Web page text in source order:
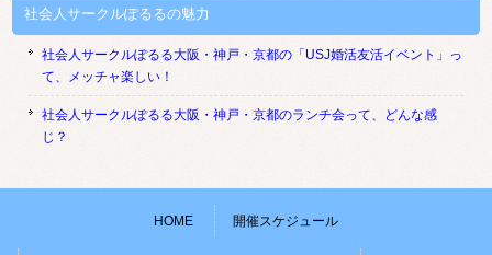
社会人サークルぽるるの魅力
社会人サークルぽるる大阪・神戸・京都の「USJ婚活友活イベント」っ
て、メッチャ楽しい！
社会人サークルぽるる大阪・神戸・京都のランチ会って、どんな感
じ？
HOME 開催スケジュール